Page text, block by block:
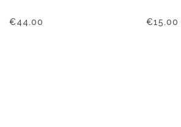
€44.00 €15.00